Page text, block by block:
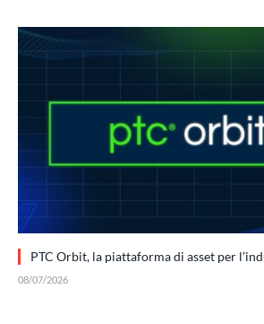
PTC Orbit, la piattaforma di asset per
08/07/2026